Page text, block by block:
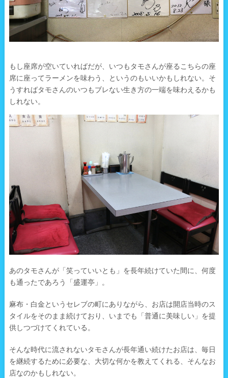
もし座席が空いていればだが、いつもタモさんが座るこちらの座
席に座ってラーメンを味わう、というのもいいかもしれない。そ
うすればタモさんのいつもブレない生き方の一端を味わえるかも
しれない。
あのタモさんが「笑っていいとも」を長年続けていた間に、何度
も通ったであろう「盛運亭」。
麻布・白金というセレブの町にありながら、お店は開店当時のス
タイルをそのまま続けており、いまでも「普通に美味しい」を提
供しつづけてくれている。
そんな時代に流されないタモさんが長年通い続けたお店は、毎日
を継続するために必要な、大切な何かを教えてくれる、そんなお
店なのかもしれない。